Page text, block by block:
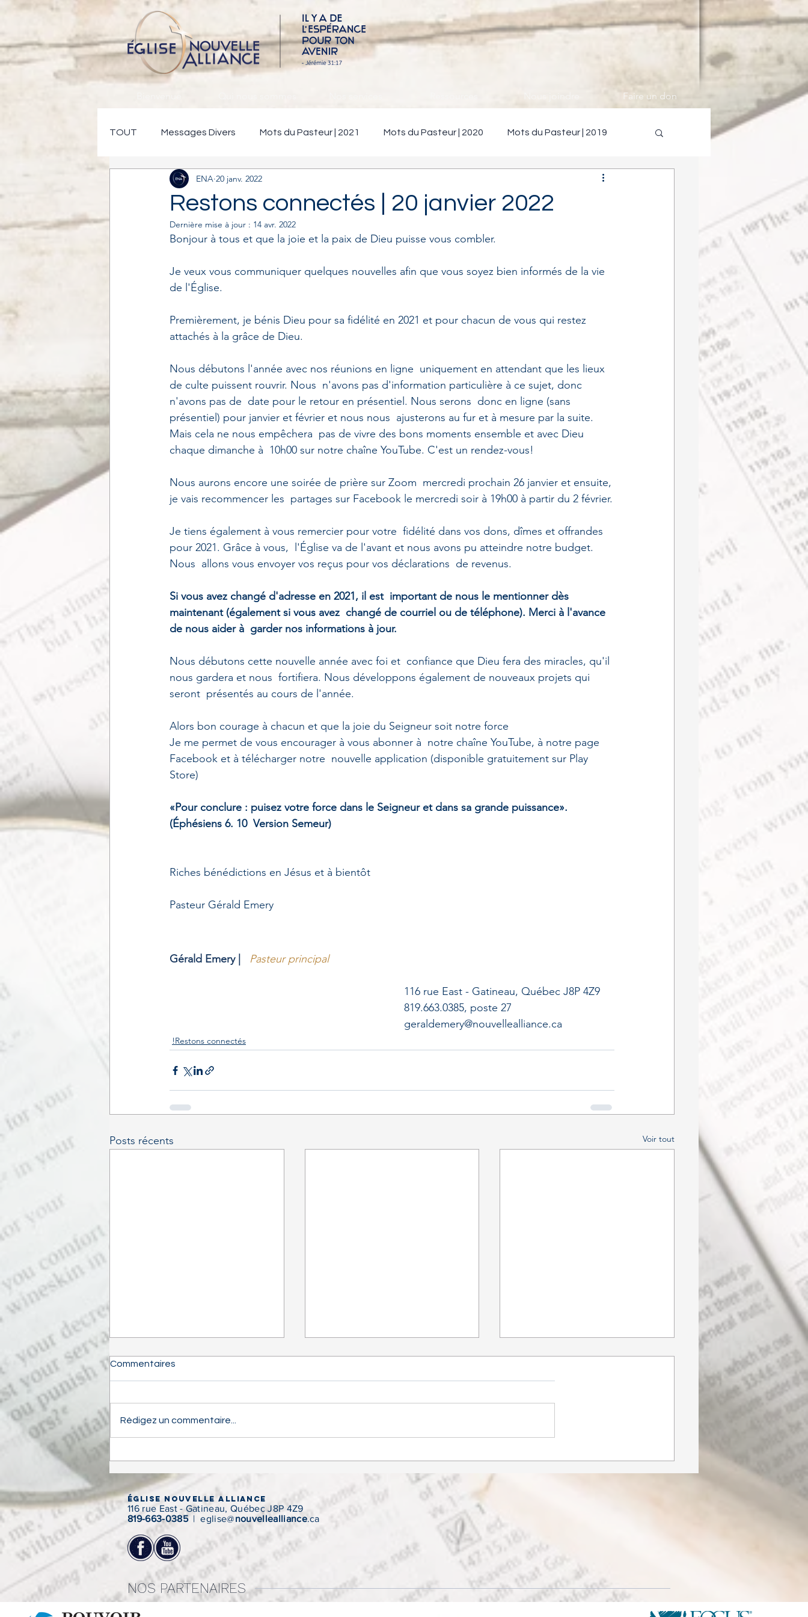
Faire un don
TOUT Messages Divers Mots du Pasteur | 2021 Mots du Pasteur | 2020 Mots du Pasteur | 2019
!Restons connectés
Restons connectés | 20 janvier 2022
ENA 20 janv. 2022
Dernière mise à jour : 14 avr. 2022
Bonjour à tous et que la joie et la paix de Dieu puisse vous combler.
Je veux vous communiquer quelques nouvelles afin que vous soyez bien informés de la vie
de l'Église.
Premièrement, je bénis Dieu pour sa fidélité en 2021 et pour chacun de vous qui restez
attachés à la grâce de Dieu.
Nous débutons l'année avec nos réunions en ligne  uniquement en attendant que les lieux
de culte puissent rouvrir. Nous  n'avons pas d'information particulière à ce sujet, donc
n'avons pas de  date pour le retour en présentiel. Nous serons  donc en ligne (sans
présentiel) pour janvier et février et nous nous  ajusterons au fur et à mesure par la suite.
Mais cela ne nous empêchera  pas de vivre des bons moments ensemble et avec Dieu
chaque dimanche à  10h00 sur notre chaîne YouTube. C'est un rendez-vous!
Nous aurons encore une soirée de prière sur Zoom  mercredi prochain 26 janvier et ensuite,
je vais recommencer les  partages sur Facebook le mercredi soir à 19h00 à partir du 2 février.
Je tiens également à vous remercier pour votre  fidélité dans vos dons, dîmes et offrandes
pour 2021. Grâce à vous,  l'Église va de l'avant et nous avons pu atteindre notre budget.
Nous  allons vous envoyer vos reçus pour vos déclarations  de revenus.
Si vous avez changé d'adresse en 2021, il est  important de nous le mentionner dès
maintenant (également si vous avez  changé de courriel ou de téléphone). Merci à l'avance
de nous aider à  garder nos informations à jour.
Nous débutons cette nouvelle année avec foi et  confiance que Dieu fera des miracles, qu'il
nous gardera et nous  fortifiera. Nous développons également de nouveaux projets qui
seront  présentés au cours de l'année.
Alors bon courage à chacun et que la joie du Seigneur soit notre force
Je me permet de vous encourager à vous abonner à  notre chaîne YouTube, à notre page
Facebook et à télécharger notre  nouvelle application (disponible gratuitement sur Play
Store)
«Pour conclure : puisez votre force dans le Seigneur et dans sa grande puissance».
(Éphésiens 6. 10  Version Semeur)
Riches bénédictions en Jésus et à bientôt
Pasteur Gérald Emery
Gérald Emery | Pasteur principal
116 rue East - Gatineau, Québec J8P 4Z9
819.663.0385, poste 27
geraldemery@nouvellealliance.ca
!Restons connectés
Posts récents Voir tout
Commentaires
Rédigez un commentaire...
Église Nouvelle Alliance
116 rue East - Gatineau, Québec J8P 4Z9
819-663-0385 | eglise@nouvellealliance.ca
NOS PARTENAIRES